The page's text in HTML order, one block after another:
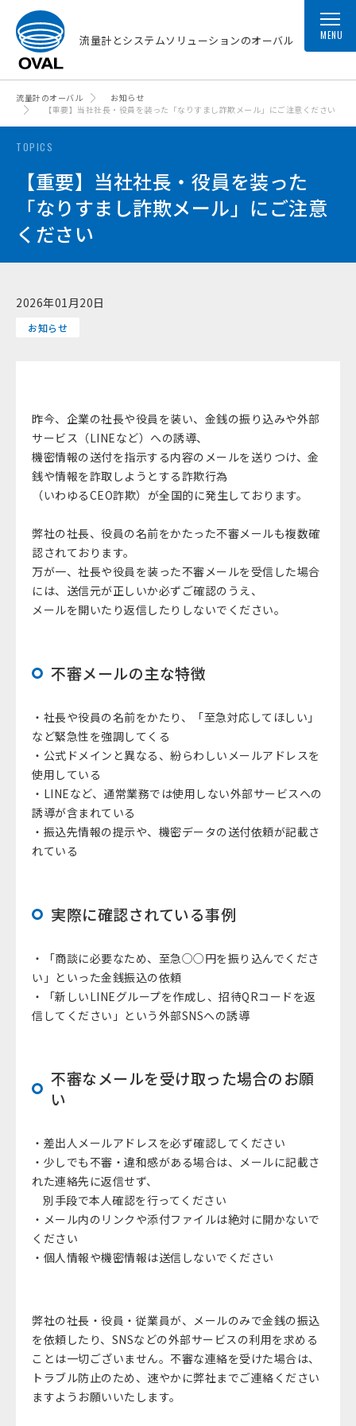
流量計とシステムソリューションのオーバル MENU
流量計のオーバル
お知らせ
【重要】当社社長・役員を装った「なりすまし詐欺メール」にご注意ください
TOPICS
【重要】当社社長・役員を装った
「なりすまし詐欺メール」にご注意
ください
2026年01月20日
お知らせ
昨今、企業の社長や役員を装い、金銭の振り込みや外部
サービス（LINEなど）への誘導、
機密情報の送付を指示する内容のメールを送りつけ、金
銭や情報を詐取しようとする詐欺行為
（いわゆるCEO詐欺）が全国的に発生しております。
弊社の社長、役員の名前をかたった不審メールも複数確
認されております。
万が一、社長や役員を装った不審メールを受信した場合
には、送信元が正しいか必ずご確認のうえ、
メールを開いたり返信したりしないでください。
不審メールの主な特徴
・社長や役員の名前をかたり、「至急対応してほしい」
など緊急性を強調してくる
・公式ドメインと異なる、紛らわしいメールアドレスを
使用している
・LINEなど、通常業務では使用しない外部サービスへの
誘導が含まれている
・振込先情報の提示や、機密データの送付依頼が記載さ
れている
実際に確認されている事例
・「商談に必要なため、至急○○円を振り込んでくださ
い」といった金銭振込の依頼
・「新しいLINEグループを作成し、招待QRコードを返
信してください」という外部SNSへの誘導
不審なメールを受け取った場合のお願
い
・差出人メールアドレスを必ず確認してください
・少しでも不審・違和感がある場合は、メールに記載さ
れた連絡先に返信せず、
別手段で本人確認を行ってください
・メール内のリンクや添付ファイルは絶対に開かないで
ください
・個人情報や機密情報は送信しないでください
弊社の社長・役員・従業員が、メールのみで金銭の振込
を依頼したり、SNSなどの外部サービスの利用を求める
ことは一切ございません。不審な連絡を受けた場合は、
トラブル防止のため、速やかに弊社までご連絡ください
ますようお願いいたします。